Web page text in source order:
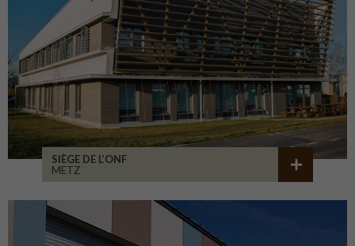
SIÈGE DE L’ONF
METZ